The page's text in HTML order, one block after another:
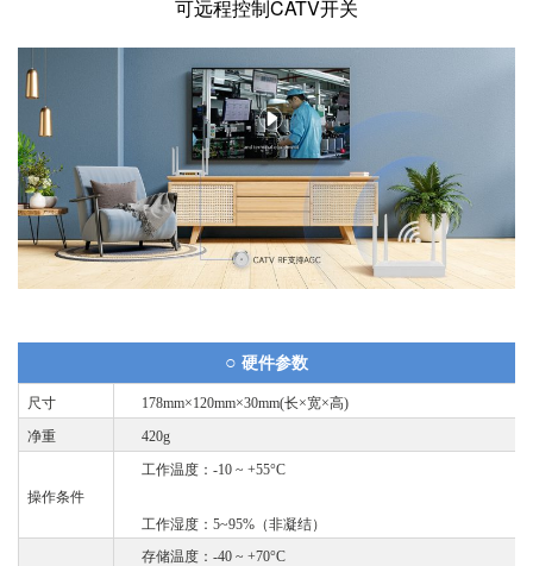
可远程控制CATV开关
○ 硬件参数
尺寸
178mm×120mm×30mm(长×宽×高)
净重
420g
操作条件
工作温度：-10 ~ +55°C
工作湿度： 5~95%（非凝结）
存储温度： -40 ~ +70°C